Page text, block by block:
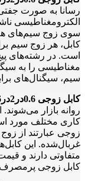
رسانا به صورت جفتی
الکترومغناطیسی
سوی زوج سیم‌های
کابل، هر زوج سیم
است. در رشته‌های
مغناطیسی را به
سیم، سیگنال‌های
کابل زوجی 0.6در2در6 سیمپود*
روانه بازار
کاری مختلف مورد
زوجی عبارتند از
غربال‌شده. این
متفاوتی دارند و
کابل زوجی پرمصرف